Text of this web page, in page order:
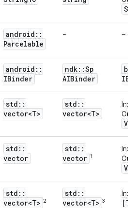
android ::
Parcelable
– –
android ::
IBinder
ndk::Sp
AIBinder
std ::
vector<T>
std ::
vector<T>
In:
Out:
std ::
vector
std ::
vector 1
In:
Out:
std ::
vector<T> 2
std ::
vector<T> 3
In:
[T]